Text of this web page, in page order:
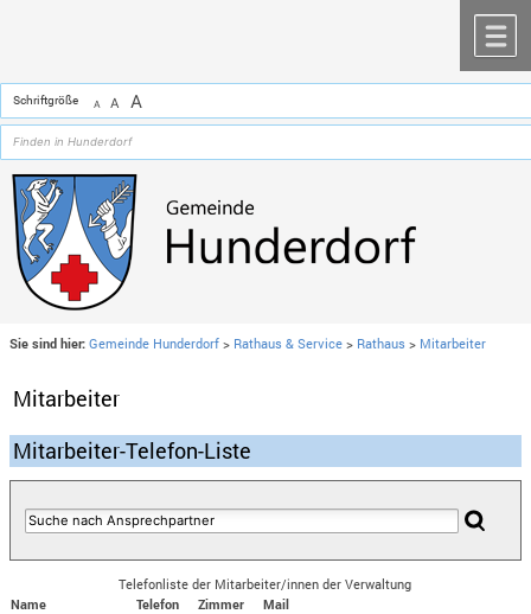
Schriftgröße A A A
Sie sind hier: Gemeinde Hunderdorf > Rathaus & Service > Rathaus > Mitarbeiter
Mitarbeiter
Mitarbeiter-Telefon-Liste
Telefonliste der Mitarbeiter/innen der Verwaltung
Name
Telefon Zimmer
Mail